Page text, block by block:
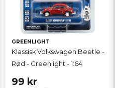
GREENLIGHT
Klassisk Volkswagen Beetle -
Rød - Greenlight - 1:64
99 kr